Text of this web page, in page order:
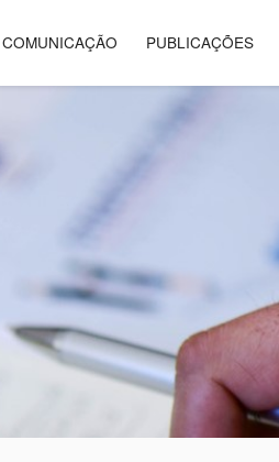
COMUNICAÇÃO PUBLICAÇÕES